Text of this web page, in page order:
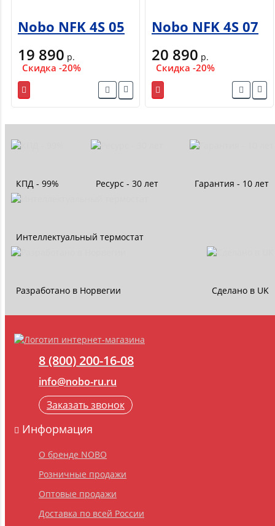
Nobo NFK 4S 05
19 890 р.
Скидка -20%
Nobo NFK 4S 07
20 890 р.
Скидка -20%
КПД - 99% Ресурс - 30 лет Гарантия - 10 лет
Интеллектуальный термостат
Разработано в Норвегии Сделано в UK
8 (800) 200-16-08
info@nobo-ru.ru
Заказать звонок
Информация
О бренде NOBO
Розничные продажи
Оптовые продажи
Доставка по всей России